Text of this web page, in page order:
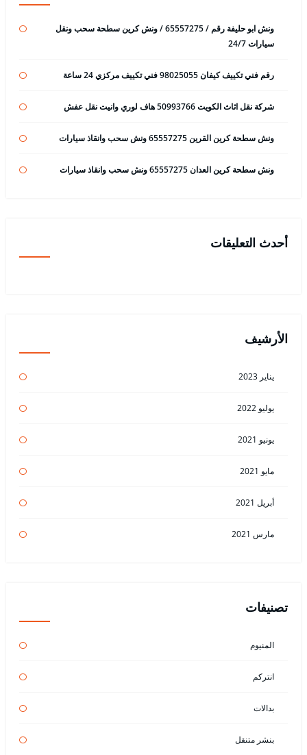
ونش ابو حليفة رقم / 65557275 / ونش كرين سطحة سحب ونقل
سيارات 24/7
رقم فني تكييف كيفان 98025055 فني تكييف مركزي 24 ساعة
شركة نقل اثاث الكويت 50993766 هاف لوري وانيت نقل عفش
ونش سطحة كرين القرين 65557275 ونش سحب وانقاذ سيارات
ونش سطحة كرين العدان 65557275 ونش سحب وانقاذ سيارات
أحدث التعليقات
الأرشيف
يناير 2023
يوليو 2022
يونيو 2021
مايو 2021
أبريل 2021
مارس 2021
تصنيفات
المنيوم
انتركم
بدالات
بنشر متنقل